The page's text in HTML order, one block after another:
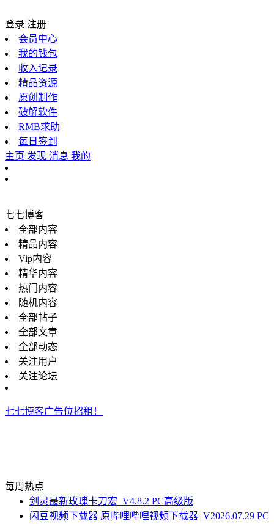
登录 注册
会员中心
我的钱包
收入记录
精品资源
原创制作
破解软件
RMB求助
每日签到
主页 发现 消息 我的
七七博客
全部内容
精品内容
Vip内容
精华内容
热门内容
随机内容
全部帖子
全部文章
全部动态
关注用户
关注论坛
七七博客广告位招租！
每周热点
剑灵最新玫瑰卡刀宏_V4.8.2 PC高级版
闪豆视频下载器 原哔哩哔哩视频下载器_V2026.07.29 PC